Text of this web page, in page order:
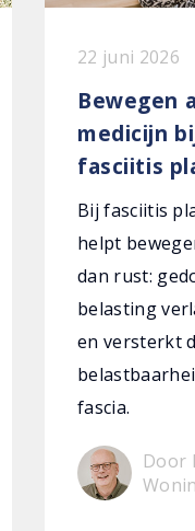
22 juni 2026
Bewegen
medicijn
fasciitis
Bij fasciitis
helpt
dan rust:
belasting
en versterkt
fascia.
Door